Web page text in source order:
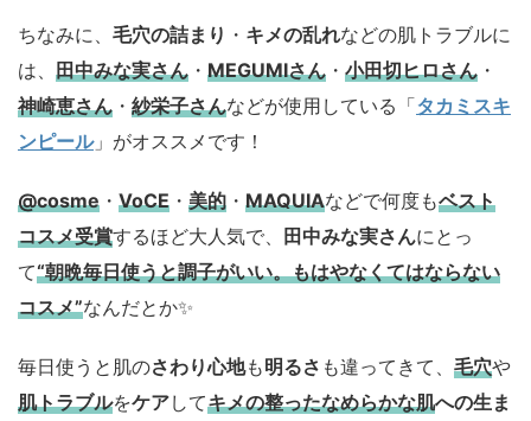
ちなみに、 毛穴の詰まり ・ キメの乱れなどの肌トラブルに
は、 田中みな実さん ・ MEGUMIさん ・ 小田切ヒロさん ・
神崎恵さん ・ 紗栄子さんなどが使用している「タカミスキ
ンピール」がオススメです！
@cosme ・ VoCE ・ 美的 ・ MAQUIAなどで何度もベスト
コスメ受賞するほど大人気で、 田中みな実さんにとっ
て“朝晩毎日使うと調子がいい。もはやなくてはならない
コスメ”なんだとか✨
毎日使うと肌のさわり心地も明るさ も違ってきて、 毛穴や
肌トラブルをケアしてキメの整ったなめらかな肌への生ま